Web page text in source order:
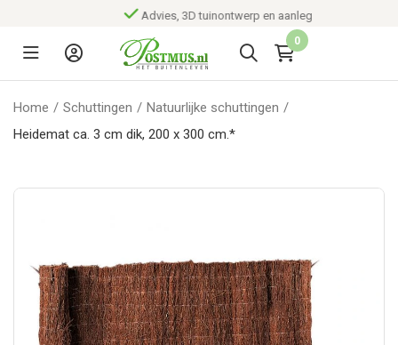
Advies, 3D tuinontwerp en aanleg
0
Home / Schuttingen / Natuurlijke schuttingen /
Heidemat ca. 3 cm dik, 200 x 300 cm.*